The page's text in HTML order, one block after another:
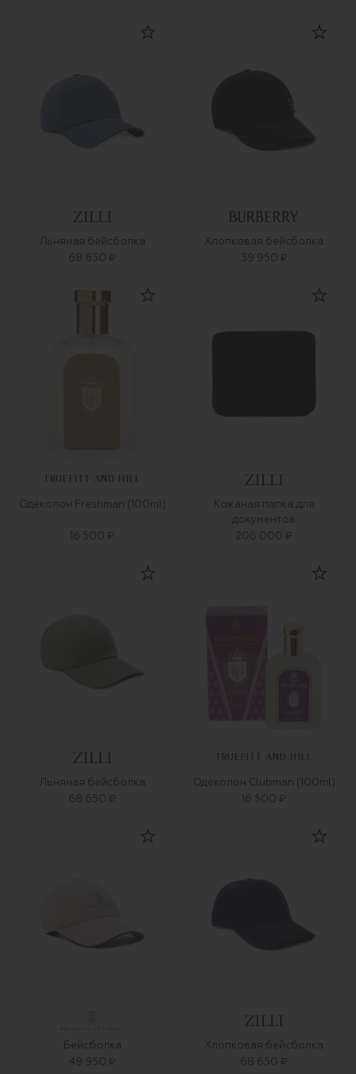
Льняная бейсболка
68 650 ₽
Хлопковая бейсболка
59 950 ₽
TRUEFITT AND HILL
Одеколон Freshman (100ml)
16 500 ₽
Кожаная папка для
документов
206 000 ₽
Льняная бейсболка
68 650 ₽
TRUEFITT AND HILL
Одеколон Clubman (100ml)
16 500 ₽
Бейсболка
49 950 ₽
Хлопковая бейсболка
68 650 ₽